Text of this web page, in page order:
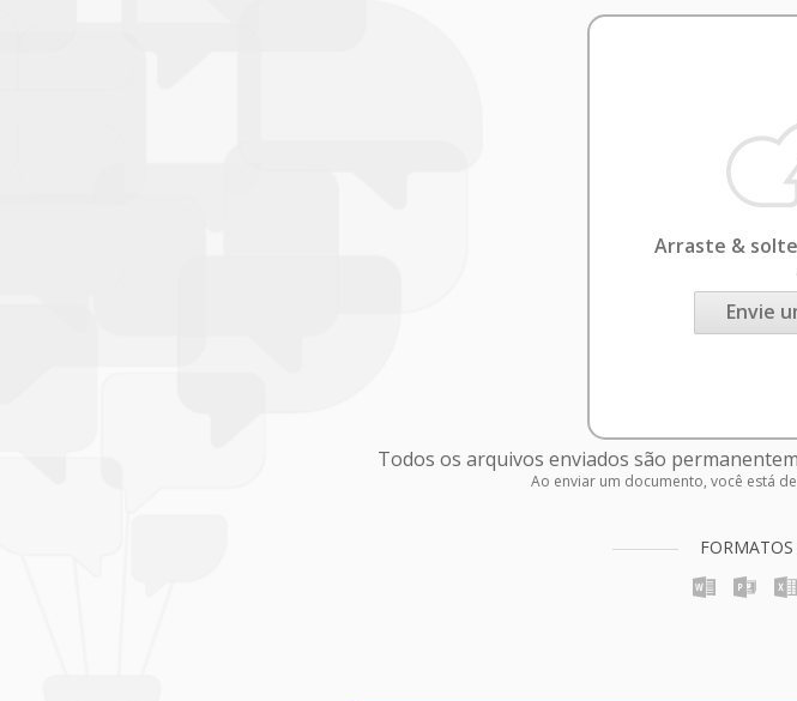
Arraste &
Envie
Todos os arquivos enviados são
Ao enviar um documento, você está